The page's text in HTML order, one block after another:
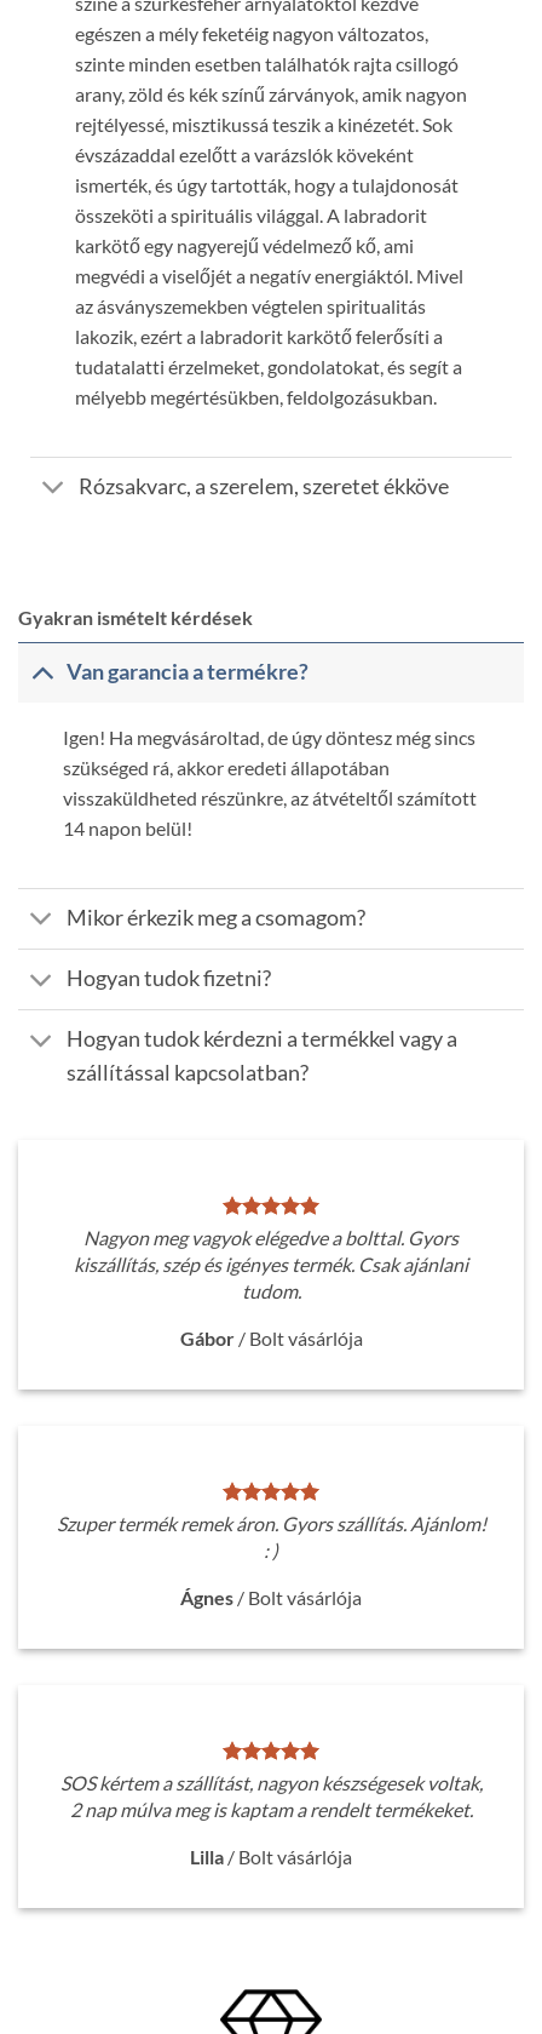
egészen a mély feketéig nagyon változatos,
szinte minden esetben találhatók rajta csillogó
arany, zöld és kék színű zárványok, amik nagyon
rejtélyessé, misztikussá teszik a kinézetét. Sok
évszázaddal ezelőtt a varázslók köveként
ismerték, és úgy tartották, hogy a tulajdonosát
összeköti a spirituális világgal. A labradorit
karkötő egy nagyerejű védelmező kő, ami
megvédi a viselőjét a negatív energiáktól. Mivel
az ásványszemekben végtelen spiritualitás
lakozik, ezért a labradorit karkötő felerősíti a
tudatalatti érzelmeket, gondolatokat, és segít a
mélyebb megértésükben, feldolgozásukban.
Rózsakvarc, a szerelem, szeretet ékköve
Gyakran ismételt kérdések
Van garancia a termékre?
Igen! Ha megvásároltad, de úgy döntesz még sincs
szükséged rá, akkor eredeti állapotában
visszaküldheted részünkre, az átvételtől számított
14 napon belül!
Mikor érkezik meg a csomagom?
Hogyan tudok fizetni?
Hogyan tudok kérdezni a termékkel vagy a
szállítással kapcsolatban?
Nagyon meg vagyok elégedve a bolttal. Gyors
kiszállítás, szép és igényes termék. Csak ajánlani
tudom.
Gábor / Bolt vásárlója
Szuper termék remek áron. Gyors szállítás. Ajánlom!
: )
Ágnes / Bolt vásárlója
SOS kértem a szállítást, nagyon készségesek voltak,
2 nap múlva meg is kaptam a rendelt termékeket.
Lilla / Bolt vásárlója